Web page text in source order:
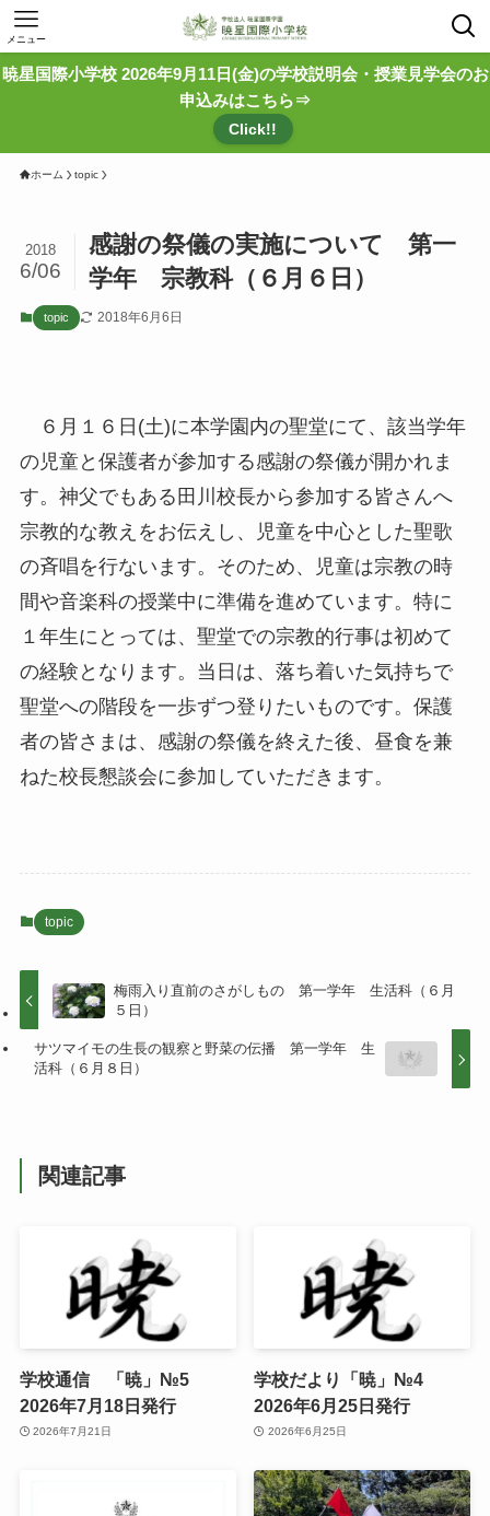
メニュー
暁星国際小学校 2026年9月11日(金)の学校説明会・授業見学会のお
申込みはこちら⇒
Click!!
ホーム topic
感謝の祭儀の実施について 第一
学年 宗教科（６月６日）
2018
6/06
topic 2018年6月6日
６月１６日(土)に本学園内の聖堂にて、該当学年
の児童と保護者が参加する感謝の祭儀が開かれま
す。神父でもある田川校長から参加する皆さんへ
宗教的な教えをお伝えし、児童を中心とした聖歌
の斉唱を行ないます。そのため、児童は宗教の時
間や音楽科の授業中に準備を進めています。特に
１年生にとっては、聖堂での宗教的行事は初めて
の経験となります。当日は、落ち着いた気持ちで
聖堂への階段を一歩ずつ登りたいものです。保護
者の皆さまは、感謝の祭儀を終えた後、昼食を兼
ねた校長懇談会に参加していただきます。
topic
梅雨入り直前のさがしもの 第一学年 生活科（６月
５日）
サツマイモの生長の観察と野菜の伝播 第一学年 生
活科（６月８日）
関連記事
学校通信 「暁」№5
2026年7月18日発行
2026年7月21日
学校だより「暁」№4
2026年6月25日発行
2026年6月25日